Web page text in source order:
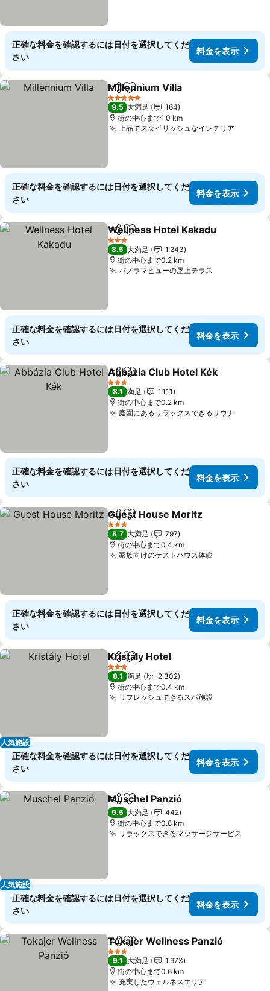
正確な料金を確認するには日付を選択してくだ
さい
料金を表示
シェアお気に入りに追加
Millennium Villa
5 ホテルのランク
9.5 大満足
164
街の中心まで1.0 km
上品でスタイリッシュなインテリア
正確な料金を確認するには日付を選択してくだ
さい
料金を表示
シェアお気に入りに追加
Wellness Hotel Kakadu
3 ホテルのランク
8.5 大満足
1,243
街の中心まで0.2 km
パノラマビューの屋上テラス
正確な料金を確認するには日付を選択してくだ
さい
料金を表示
シェアお気に入りに追加
Abbázia Club Hotel Kék
3 ホテルのランク
8.1 満足
1,111
街の中心まで0.2 km
庭園にあるリラックスできるサウナ
正確な料金を確認するには日付を選択してくだ
さい
料金を表示
シェアお気に入りに追加
Guest House Moritz
3 ホテルのランク
8.7 大満足
797
街の中心まで0.4 km
家族向けのゲストハウス体験料金を表示
正確な料金を確認するには日付を選択してくだ
さい
料金を表示
人気施設
シェアお気に入りに追加
Kristály Hotel
3 ホテルのランク
8.1 満足
2,302
街の中心まで0.4 km
リフレッシュできるスパ施設料金を表示
正確な料金を確認するには日付を選択してくだ
さい
料金を表示
人気施設
シェアお気に入りに追加
Muschel Panzió
9.5 大満足
442
街の中心まで0.8 km
リラックスできるマッサージサービス
正確な料金を確認するには日付を選択してくだ
さい
料金を表示
シェアお気に入りに追加
Tokajer Wellness Panzió
3 ホテルのランク
9.1 大満足
1,973
街の中心まで0.6 km
充実したウェルネスエリア